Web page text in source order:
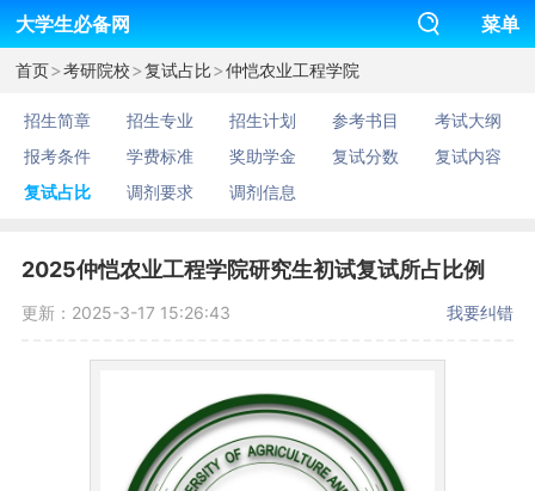
大学生必备网 菜单
首页>考研院校>复试占比>仲恺农业工程学院
招生简章 招生专业 招生计划 参考书目
考试大纲
报考条件
学费标准 奖助学金 复试分数
复试内容
复试占比
调剂要求 调剂信息
2025仲恺农业工程学院研究生初试复试所占比例
更新：2025-3-17 15:26:43 我要纠错